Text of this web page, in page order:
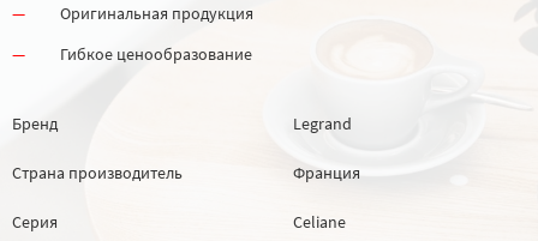
Оригинальная продукция
Гибкое ценообразование
Бренд Legrand
Страна производитель Франция
Серия Celiane